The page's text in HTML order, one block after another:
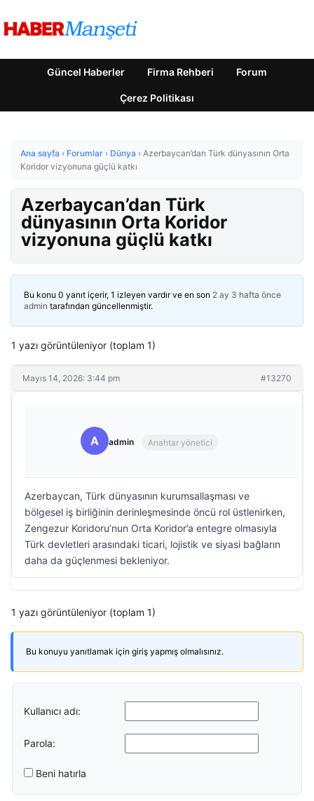
Güncel Haberler Firma Rehberi Forum
Çerez Politikası
Ana sayfa › Forumlar › Dünya › Azerbaycan’dan Türk dünyasının Orta
Koridor vizyonuna güçlü katkı
Azerbaycan’dan Türk
dünyasının Orta Koridor
vizyonuna güçlü katkı
Bu konu 0 yanıt içerir, 1 izleyen vardır ve en son 2 ay 3 hafta önce
admin tarafından güncellenmiştir.
1 yazı görüntüleniyor (toplam 1)
Mayıs 14, 2026: 3:44 pm #13270
A admin Anahtar yönetici
Azerbaycan, Türk dünyasının kurumsallaşması ve
bölgesel iş birliğinin derinleşmesinde öncü rol üstlenirken,
Zengezur Koridoru’nun Orta Koridor’a entegre olmasıyla
Türk devletleri arasındaki ticari, lojistik ve siyasi bağların
daha da güçlenmesi bekleniyor.
1 yazı görüntüleniyor (toplam 1)
Bu konuyu yanıtlamak için giriş yapmış olmalısınız.
Kullanıcı adı:
Parola:
Beni hatırla